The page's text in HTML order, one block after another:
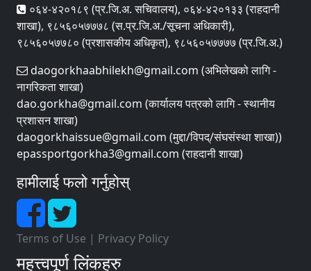
०६४-४२०१८९ (प्र.जि.अ. सचिवालय), ०६४-४२०१३३ (राहदानी
शाखा), ९८५६०५७७७८ (स.प्र.जि.अ./सूचना अधिकारी),
९८५६०५७७८० (प्रशासकीय अधिकृत), ९८५६०५७७७७ (प्र.जि.अ.)
daogorkhaabhilekh@gmail.com (अभिलेखको लागि -
नागरिकता शाखा)
dao.gorkha@gmail.com (कार्यालय पत्रको लागि - स्थानीय
प्रशासन शाखा)
daogorkhaissue@gmail.com (मुद्दा/विपद्/संघसंस्था शाखा))
epassportgorkha3@gmail.com (राहदानी शाखा)
हामीलाई फलो गर्नुहोस्
Terms of Use | Privacy Policy
महत्त्वपूर्ण लिंकहरु